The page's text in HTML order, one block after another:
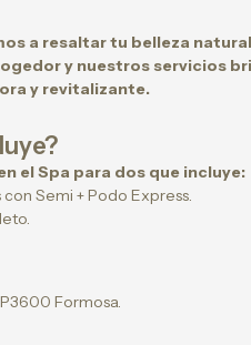
a resaltar tu belleza
y nuestros servicios
y revitalizante.
el Spa para dos que incluye:
con Semi + Podo Express.
Formosa.